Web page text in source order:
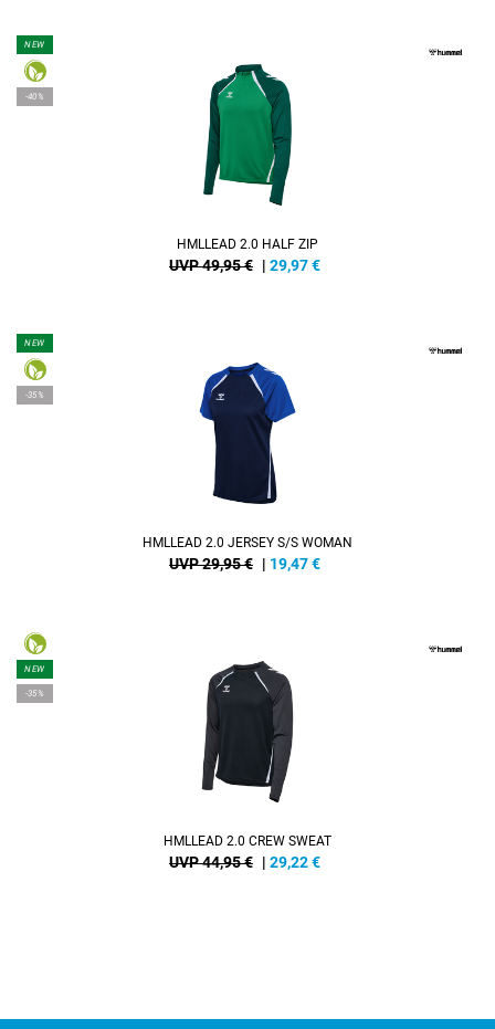
NEW
-40%
HMLLEAD 2.0 HALF ZIP
UVP 49,95 € | 29,97€
NEW
-35%
HMLLEAD 2.0 JERSEY S/S WOMAN
UVP 29,95 € | 19,47€
NEW
-35%
HMLLEAD 2.0 CREW SWEAT
UVP 44,95 € | 29,22€